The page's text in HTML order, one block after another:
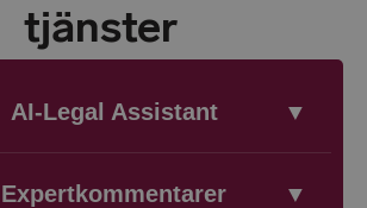
tjänster
AI-Legal Assistant ▼
Expertkommentarer ▼